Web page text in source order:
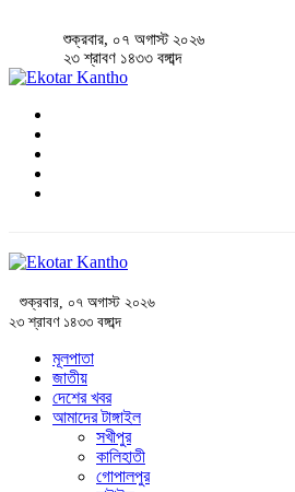
শুক্রবার, ০৭ অগাস্ট ২০২৬
২৩ শ্রাবণ ১৪৩৩ বঙ্গাব্দ
শুক্রবার, ০৭ অগাস্ট ২০২৬
২৩ শ্রাবণ ১৪৩৩ বঙ্গাব্দ
মূলপাতা
জাতীয়
দেশের খবর
আমাদের টাঙ্গাইল
সখীপুর
কালিহাতী
গোপালপুর